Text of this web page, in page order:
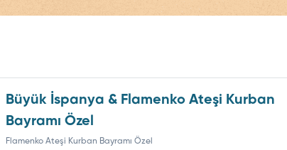
Büyük İspanya & Flamenko Ateşi Kurban
Bayramı Özel
Flamenko Ateşi Kurban Bayramı Özel